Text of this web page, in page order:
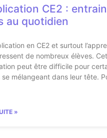
CE2 :
au quotidien
en CE2 et surtout
de nombreux élèves.
peut être difficile pour
mélangeant dans leur tête.
»